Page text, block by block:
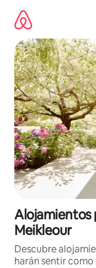
contenido
Alojamientos
Meikleour
Descubre
harán sentir como